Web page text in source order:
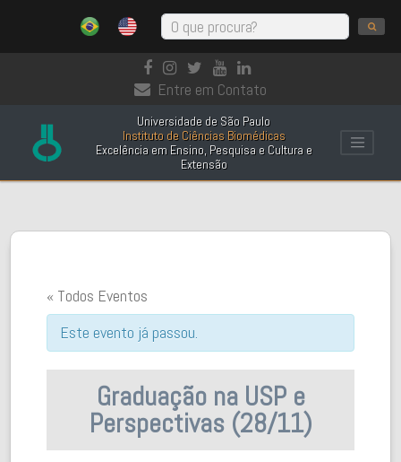
Entre em Contato
Universidade de São Paulo
Instituto de Ciências Biomédicas
Excelência em Ensino, Pesquisa e Cultura e
Extensão
« Todos Eventos
Este evento já passou.
Graduação na USP e
Perspectivas (28/11)